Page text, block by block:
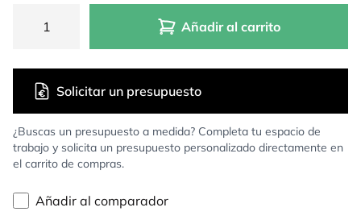
Añadir al carrito
¿Buscas un presupuesto a medida? Completa tu espacio de
trabajo y solicita un presupuesto personalizado directamente en
el carrito de compras.
Solicitar un presupuesto
Añadir al comparador